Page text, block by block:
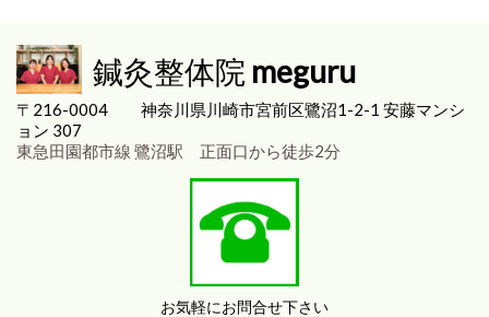
鍼灸整体院 meguru
〒216-0004 神奈川県川崎市宮前区鷺沼1-2-1 安藤マンシ
ョン 307
東急田園都市線 鷺沼駅 正面口から徒歩2分
お気軽にお問合せ下さい